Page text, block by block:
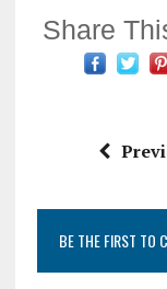
Share
BE THE FIRST TO